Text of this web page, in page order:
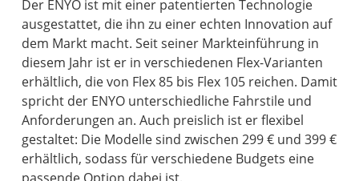
Der ENYO ist mit einer patentierten Technologie
ausgestattet, die ihn zu einer echten Innovation auf
dem Markt macht. Seit seiner Markteinführung in
diesem Jahr ist er in verschiedenen Flex-Varianten
erhältlich, die von Flex 85 bis Flex 105 reichen. Damit
spricht der ENYO unterschiedliche Fahrstile und
Anforderungen an. Auch preislich ist er flexibel
gestaltet: Die Modelle sind zwischen 299 € und 399 €
erhältlich, sodass für verschiedene Budgets eine